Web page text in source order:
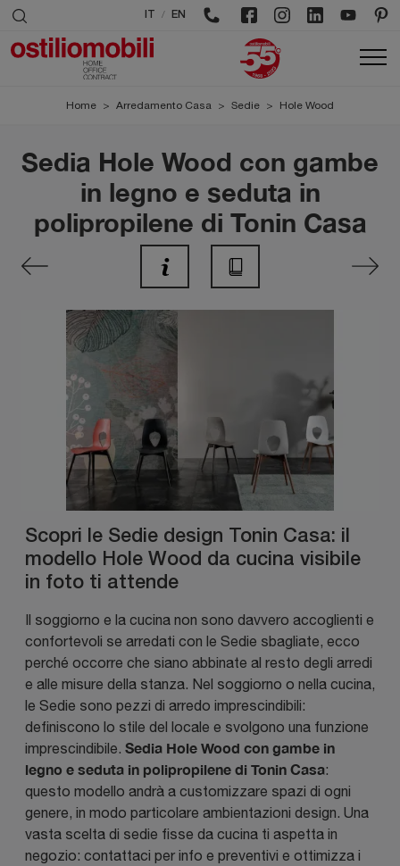
/ EN
Home > Arredamento Casa > Sedie > Hole Wood
Sedia Hole Wood con gambe
in legno e seduta in
polipropilene di Tonin Casa
Scopri le Sedie design Tonin Casa: il
modello Hole Wood da cucina visibile
in foto ti attende
Il soggiorno e la cucina non sono davvero accoglienti e
confortevoli se arredati con le Sedie sbagliate, ecco
perché occorre che siano abbinate al resto degli arredi
e alle misure della stanza. Nel soggiorno o nella cucina,
le Sedie sono pezzi di arredo imprescindibili:
definiscono lo stile del locale e svolgono una funzione
imprescindibile. Sedia Hole Wood con gambe in
legno e seduta in polipropilene di Tonin Casa:
questo modello andrà a customizzare spazi di ogni
genere, in modo particolare ambientazioni design. Una
vasta scelta di sedie fisse da cucina ti aspetta in
negozio: contattaci per info e preventivi e ottimizza i